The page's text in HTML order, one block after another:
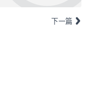
下一篇